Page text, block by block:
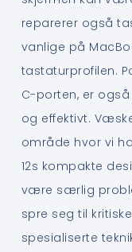
reparerer også
vanlige på
tastaturprofilen.
C-porten, er
og effektivt.
område hvor vi
12s kompakte
være særlig
spre seg til
spesialiserte